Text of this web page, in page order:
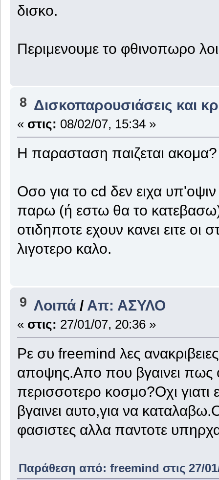
δισκο.
Περιμενουμε το φθινοπωρο
8 Δισκοπαρουσιάσεις και
« στις: 08/02/07, 15:34 »
Η παρασταση παιζεται ακομα?
Οσο για το cd δεν ειχα
παρω (ή εστω θα το
οτιδηποτε εχουν κανει ειτε οι
λιγοτερο καλο.
9 Λοιπά / Απ: ΑΣΥΛΟ
« στις: 27/01/07, 20:36 »
Ρε συ freemind λες
αποψης.Απο που βγαινει πως
περισσοτερο κοσμο?Οχι
βγαινει αυτο,για να
φασιστες αλλα παντοτε
Παράθεση από: freemind στις 27/